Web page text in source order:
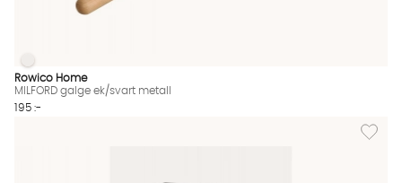
MILFORD galge ek/svart metall Finns även i dessa färger:
MILFORD galge ek/svart metall
Rowico Home
MILFORD galge ek/svart metall
195 :-
Lägg